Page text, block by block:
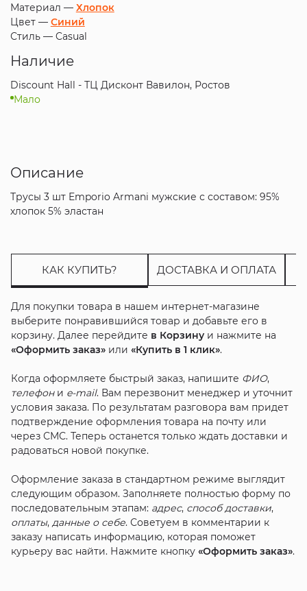
Материал — Хлопок
Цвет — Синий
Стиль — Casual
Наличие
Discount Hall - ТЦ Дисконт Вавилон, Ростов
Мало
Описание
Трусы 3 шт Emporio Armani мужские с составом: 95%
хлопок 5% эластан
КАК КУПИТЬ? ДОСТАВКА И ОПЛАТА
Для покупки товара в нашем интернет-магазине
выберите понравившийся товар и добавьте его в
корзину. Далее перейдите в Корзинуи нажмите на
«Оформить заказ»или «Купить в 1 клик».
Когда оформляете быстрый заказ, напишите ФИО,
телефони e-mail. Вам перезвонит менеджер и уточнит
условия заказа. По результатам разговора вам придет
подтверждение оформления товара на почту или
через СМС. Теперь останется только ждать доставки и
радоваться новой покупке.
Оформление заказа в стандартном режиме выглядит
следующим образом. Заполняете полностью форму по
последовательным этапам: адрес, способ доставки,
оплаты, данные о себе. Советуем в комментарии к
заказу написать информацию, которая поможет
курьеру вас найти. Нажмите кнопку «Оформить заказ».